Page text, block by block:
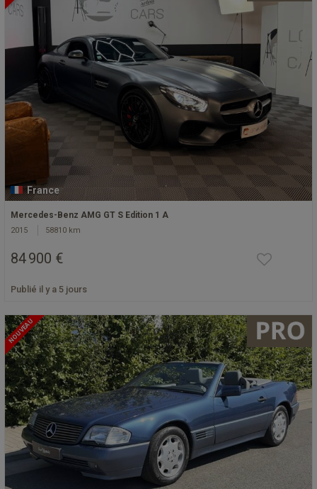
France
Mercedes-Benz AMG GT S Edition 1 A
2015 58810 km
84 900 €
Publié il y a 5 jours
NOUVEAU